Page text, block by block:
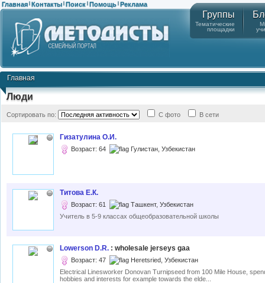
Главная | Контакты | Поиск | Помощь | Реклама
Группы
Тематические
площадки
Главная
Люди
Сортировать по: С фото В сети
Гизатулина О.И.
Возраст: 64 Гулистан, Узбекистан
Титова Е.К.
Возраст: 61
Ташкент, Узбекистан
Учитель в 5-9 классах общеобразовательной школы
Lowerson D.R. : wholesale jerseys gaa
Возраст: 47
Heretsried, Узбекистан
Electrical Linesworker Donovan Turnipseed from 100 Mile House,
hobbies and interests for example towards the elde...